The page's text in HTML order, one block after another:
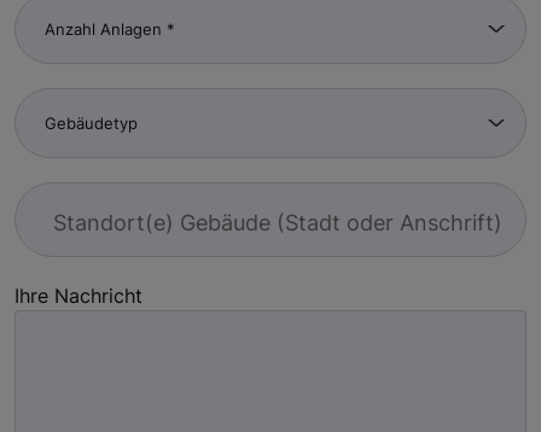
Standort(e) Gebäude (Stadt oder Anschrift)
Ihre Nachricht